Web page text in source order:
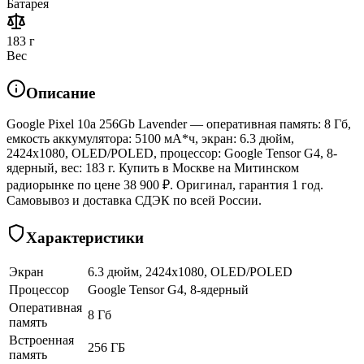
Батарея
183 г
Вес
Описание
Google Pixel 10a 256Gb Lavender — оперативная память: 8 Гб,
емкость аккумулятора: 5100 мА*ч, экран: 6.3 дюйм,
2424x1080, OLED/POLED, процессор: Google Tensor G4, 8-
ядерный, вес: 183 г. Купить в Москве на Митинском
радиорынке по цене 38 900 ₽. Оригинал, гарантия 1 год.
Самовывоз и доставка СДЭК по всей России.
Характеристики
Экран
6.3 дюйм, 2424x1080, OLED/POLED
Процессор
Google Tensor G4, 8-ядерный
Оперативная
память
8 Гб
Встроенная
память
256 ГБ